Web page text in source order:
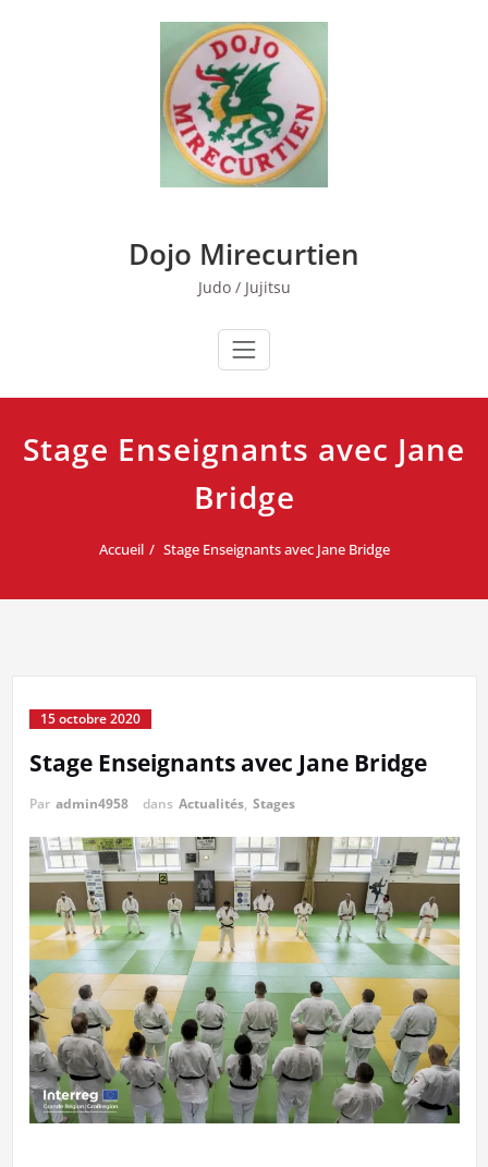
Dojo Mirecurtien
Judo / Jujitsu
Stage Enseignants avec Jane
Bridge
Accueil Stage Enseignants avec Jane Bridge
15 octobre 2020
Stage Enseignants avec Jane Bridge
Par admin4958 dans Actualités, Stages